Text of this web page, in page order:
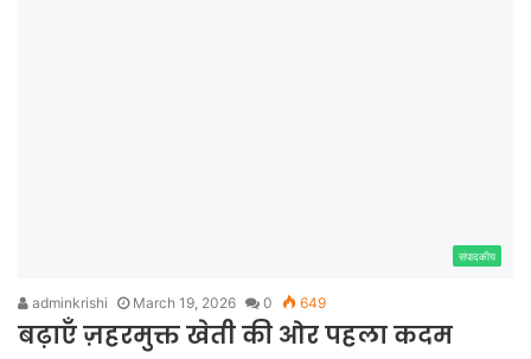
संपादकीय
adminkrishi March 19, 2026 0 649
बढ़ाएँ ज़हरमुक्त खेती की ओर पहला कदम